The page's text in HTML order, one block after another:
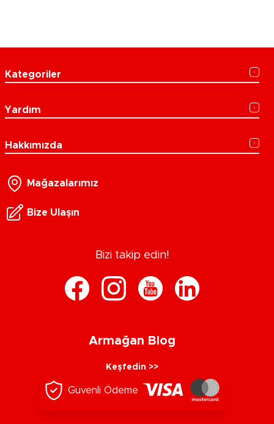
Kategoriler
Yardım
Hakkımızda
Mağazalarımız
Bize Ulaşın
Bizi takip edin!
Armağan Blog
Keşfedin >>
Güvenli Ödeme